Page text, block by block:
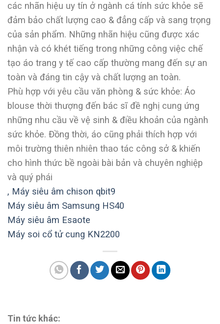
các nhãn hiệu uy tín ở ngành cá tính sức khỏe sẽ
đảm bảo chất lượng cao & đẳng cấp và sang trọng
của sản phẩm. Những nhãn hiệu cũng được xác
nhận và có khét tiếng trong những công việc chế
tạo áo trang y tế cao cấp thường mang đến sự an
toàn và đáng tin cậy và chất lượng an toàn.
Phù hợp với yêu cầu văn phòng & sức khỏe: Áo
blouse thời thượng đến bác sĩ đề nghị cung ứng
những nhu cầu về vệ sinh & điều khoản của ngành
sức khỏe. Đồng thời, áo cũng phải thích hợp với
môi trường thiên nhiên thao tác công sở & khiến
cho hình thức bề ngoài bài bản và chuyên nghiệp
và quý phái
, Máy siêu âm chison qbit9
Máy siêu âm Samsung HS40
Máy siêu âm Esaote
Máy soi cổ tử cung KN2200
Tin tức khác: